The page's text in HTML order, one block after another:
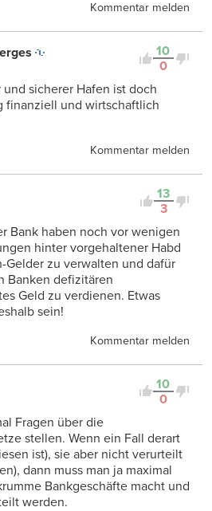
Kommentar melden
10
0
sicherer Hafen ist doch
finanziell und wirtschaftlich
Kommentar melden
13
3
Bank haben noch vor wenigen
hinter vorgehaltener Habd
Gelder zu verwalten und dafür
Banken defizitären
Geld zu verdienen. Etwas
sein!
Kommentar melden
10
0
Fragen über die
stellen. Wenn ein Fall derart
ist), sie aber nicht verurteilt
dann muss man ja maximal
Bankgeschäfte macht und
werden.